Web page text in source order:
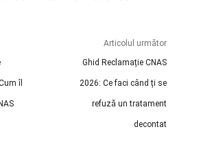
îl
Articolul următor
Ghid Reclamație CNAS
2026: Ce faci când ți se
refuză un tratament
decontat